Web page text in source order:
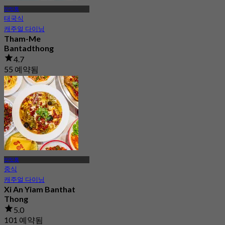
반탓통
태국식
캐주얼 다이닝
Tham-Me
Bantadthong
4.7
55 예약됨
에서 ฿ 383.33
반탓통
중식
캐주얼 다이닝
Xi An Yiam Banthat
Thong
5.0
101 예약됨